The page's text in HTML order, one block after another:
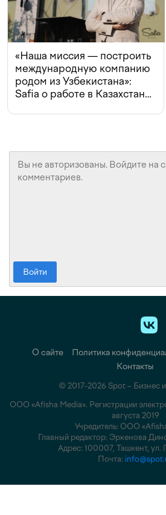
«Наша миссия — построить
международную компанию
родом из Узбекистана»:
Safia о работе в Казахстане,
Войти
О сайте Политика
Контакты
© 2017-2026 Spot – Бизнес и
ООО «Afisha Media». Регистрации
августа 2019
Учредитель: ООО
Главный редактор: Эркенова
Адрес: 100007, Ташкент, ул.
Почта: